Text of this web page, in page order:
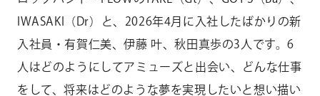
IWASAKI（Dr）と、2026年4月に入社したばかりの新
入社員・有賀仁美、伊藤 叶、秋田真歩の3人です。6
人はどのようにしてアミューズと出会い、どんな仕事
をして、将来はどのような夢を実現したいと想い描い